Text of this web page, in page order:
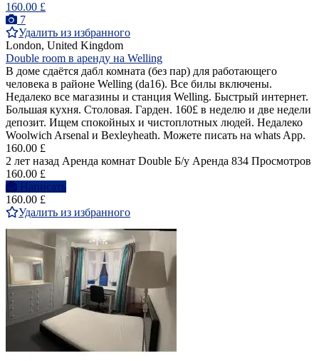
160.00 £
7
Удалить из избранного
London, United Kingdom
Double room в аренду на Welling
В доме сдаётся дабл комната (без пар) для работающего
человека в районе Welling (da16). Все билы включены.
Недалеко все магазины и станция Welling. Быстрый интернет.
Большая кухня. Столовая. Гарден. 160£ в неделю и две недели
депозит. Ищем спокойных и чистоплотных людей. Недалеко
Woolwich Arsenal и Bexleyheath. Можете писать на whats App.
160.00 £
2 лет назад Аренда комнат Double Б/у Аренда 834 Просмотров
160.00 £
Написать
160.00 £
Удалить из избранного